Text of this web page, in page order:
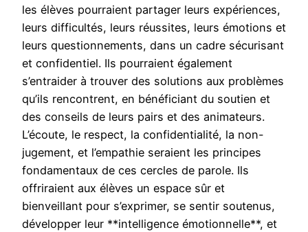
les élèves pourraient partager leurs expériences,
leurs difficultés, leurs réussites, leurs émotions et
leurs questionnements, dans un cadre sécurisant
et confidentiel. Ils pourraient également
s’entraider à trouver des solutions aux problèmes
qu’ils rencontrent, en bénéficiant du soutien et
des conseils de leurs pairs et des animateurs.
L’écoute, le respect, la confidentialité, la non-
jugement, et l’empathie seraient les principes
fondamentaux de ces cercles de parole. Ils
offriraient aux élèves un espace sûr et
bienveillant pour s’exprimer, se sentir soutenus,
développer leur **intelligence émotionnelle**, et